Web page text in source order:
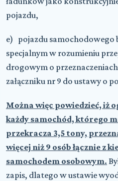
pojazdu,
e) pojazdu samochodowego
specjalnym w rozumieniu
drogowym o
załączniku nr 9 do ustawy o
Można więc powiedzieć, iż
każdy samochód, którego
przekracza 3,5 tony,
więcej niż 9 osób łącznie z
samochodem osobowym.
zapis, dlatego w ustawie